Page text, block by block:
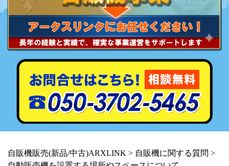
自販機販売(新品/中古)ARXLINK > 自販機に関する質問 >